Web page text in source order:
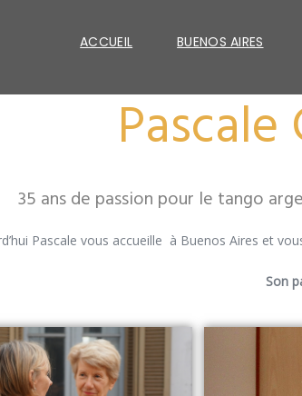
ACCUEIL BUENOS AIRES
35 ans de passion pour le tango
Pascale vous accueille à Buenos Aires et
Son